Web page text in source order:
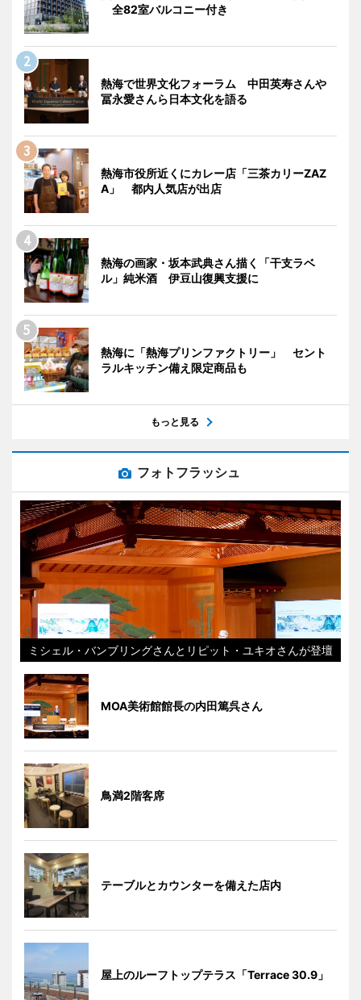
全82室バルコニー付き
熱海で世界文化フォーラム 中田英寿さんや
冨永愛さんら日本文化を語る
熱海市役所近くにカレー店「三茶カリーZAZ
A」 都内人気店が出店
熱海の画家・坂本武典さん描く「干支ラベ
ル」純米酒 伊豆山復興支援に
熱海に「熱海プリンファクトリー」 セント
ラルキッチン備え限定商品も
もっと見る
フォトフラッシュ
ミシェル・バンブリングさんとリピット・ユキオさんが登壇
MOA美術館館長の内田篤呉さん
鳥満2階客席
テーブルとカウンターを備えた店内
屋上のルーフトップテラス「Terrace 30.9」